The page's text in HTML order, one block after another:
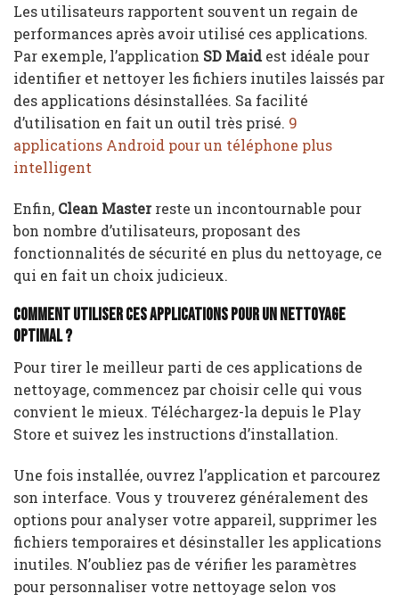
Les utilisateurs rapportent souvent un regain de
performances après avoir utilisé ces applications.
Par exemple, l’application SD Maidest idéale pour
identifier et nettoyer les fichiers inutiles laissés par
des applications désinstallées. Sa facilité
d’utilisation en fait un outil très prisé. 9
applications Android pour un téléphone plus
intelligent
Enfin, Clean Masterreste un incontournable pour
bon nombre d’utilisateurs, proposant des
fonctionnalités de sécurité en plus du nettoyage, ce
qui en fait un choix judicieux.
Comment utiliser ces applications pour un nettoyage
optimal ?
Pour tirer le meilleur parti de ces applications de
nettoyage, commencez par choisir celle qui vous
convient le mieux. Téléchargez-la depuis le Play
Store et suivez les instructions d’installation.
Une fois installée, ouvrez l’application et parcourez
son interface. Vous y trouverez généralement des
options pour analyser votre appareil, supprimer les
fichiers temporaires et désinstaller les applications
inutiles. N’oubliez pas de vérifier les paramètres
pour personnaliser votre nettoyage selon vos